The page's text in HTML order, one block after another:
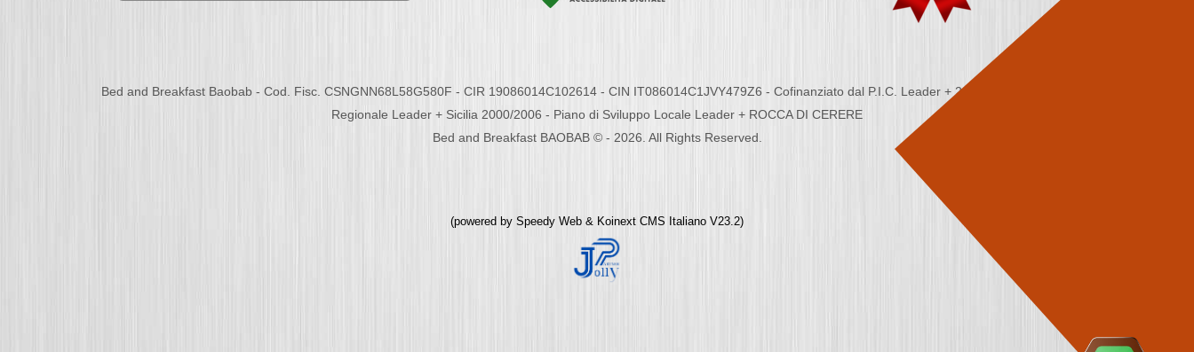
Bed and Breakfast Baobab - Cod. Fisc. CSNGNN68L58G580F - CIR 19086014C102614 - CIN IT086014C1JVY479Z6 - Cofinanziato dal P.I.C. Leader + 2000/2006 - Programma
Regionale Leader + Sicilia 2000/2006 - Piano di Sviluppo Locale Leader + ROCCA DI CERERE
Bed and Breakfast BAOBAB © - 2026. All Rights Reserved.
(powered by Speedy Web & Koinext CMS Italiano V23.2)